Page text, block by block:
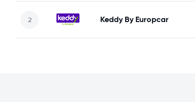
Keddy By Europcar